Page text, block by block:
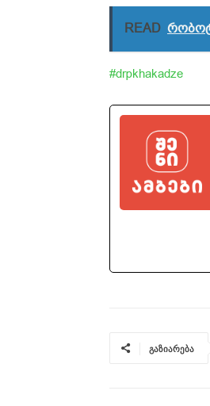
READ
#drpkhakadze
გაზიარება